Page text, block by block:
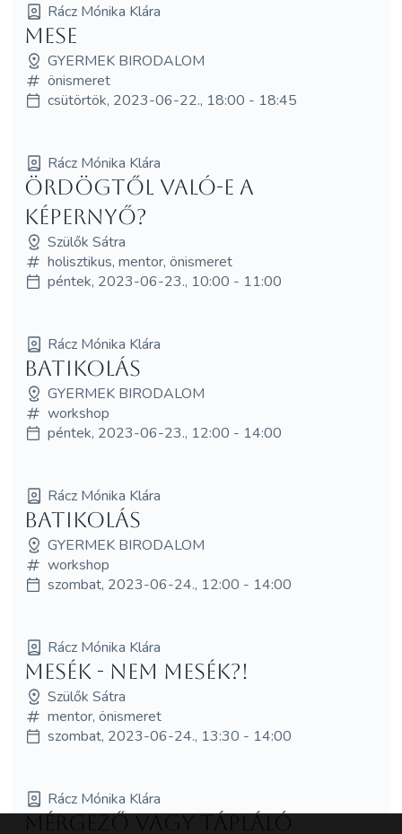
Rácz Mónika Klára
MESE
GYERMEK BIRODALOM
önismeret
csütörtök, 2023-06-22., 18:00 - 18:45
Rácz Mónika Klára
Ördögtől való-e a
képernyő?
Szülők Sátra
holisztikus, mentor, önismeret
péntek, 2023-06-23., 10:00 - 11:00
Rácz Mónika Klára
BATIKOLÁS
GYERMEK BIRODALOM
workshop
péntek, 2023-06-23., 12:00 - 14:00
Rácz Mónika Klára
BATIKOLÁS
GYERMEK BIRODALOM
workshop
szombat, 2023-06-24., 12:00 - 14:00
Rácz Mónika Klára
Mesék - nem mesék?!
Szülők Sátra
mentor, önismeret
szombat, 2023-06-24., 13:30 - 14:00
Rácz Mónika Klára